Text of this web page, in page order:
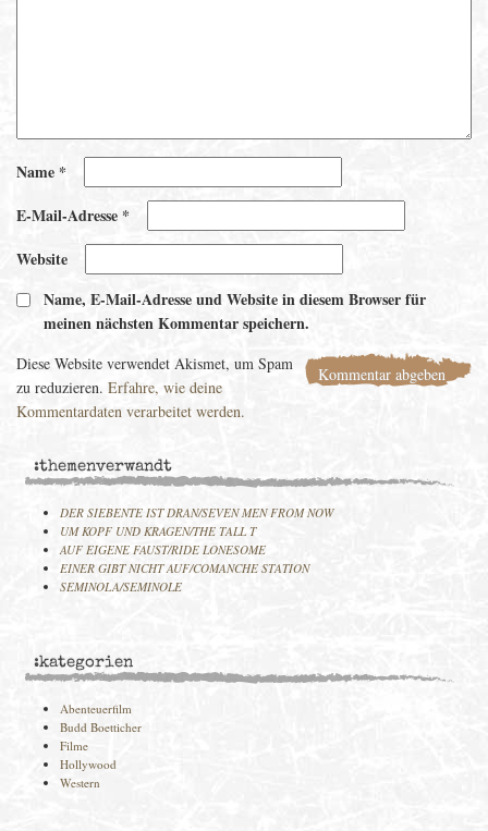
Name *
E-Mail-Adresse *
Website
Name, E-Mail-Adresse und Website in diesem Browser für
meinen nächsten Kommentar speichern.
Diese Website verwendet Akismet, um Spam
zu reduzieren. Erfahre, wie deine
Kommentardaten verarbeitet werden.
:themenverwandt
DER SIEBENTE IST DRAN/SEVEN MEN FROM NOW
UM KOPF UND KRAGEN/THE TALL T
AUF EIGENE FAUST/RIDE LONESOME
EINER GIBT NICHT AUF/COMANCHE STATION
SEMINOLA/SEMINOLE
:kategorien
Abenteuerfilm
Budd Boetticher
Filme
Hollywood
Western